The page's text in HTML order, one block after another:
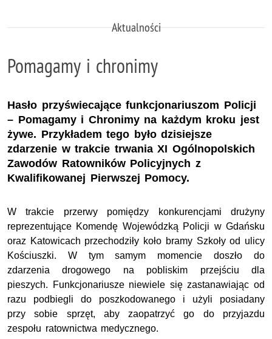
Aktualności
Pomagamy i chronimy
Hasło przyświecające funkcjonariuszom Policji
– Pomagamy i Chronimy na każdym kroku jest
żywe. Przykładem tego było dzisiejsze
zdarzenie w trakcie trwania XI Ogólnopolskich
Zawodów Ratowników Policyjnych z
Kwalifikowanej Pierwszej Pomocy.
W trakcie przerwy pomiędzy konkurencjami drużyny
reprezentujące Komendę Wojewódzką Policji w Gdańsku
oraz Katowicach przechodziły koło bramy Szkoły od ulicy
Kościuszki. W tym samym momencie doszło do
zdarzenia drogowego na pobliskim przejściu dla
pieszych. Funkcjonariusze niewiele się zastanawiając od
razu podbiegli do poszkodowanego i użyli posiadany
przy sobie sprzęt, aby zaopatrzyć go do przyjazdu
zespołu ratownictwa medycznego.